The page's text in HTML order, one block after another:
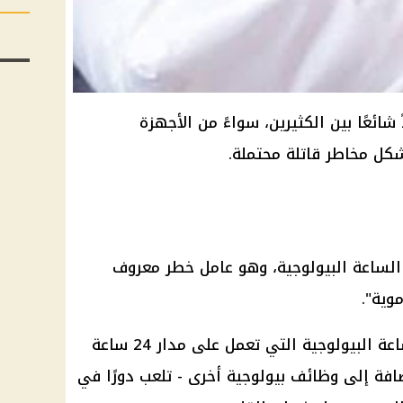
بين الكثيرين، سواءً من الأجهزة
مخاطر قاتلة محتملة.
البيولوجية، وهو عامل خطر معروف
تلعب الإيقاعات اليومية - وهي الساعة البيولوجية التي تعمل على مدار 24 ساعة
إلى وظائف بيولوجية أخرى - تلعب دورًا في